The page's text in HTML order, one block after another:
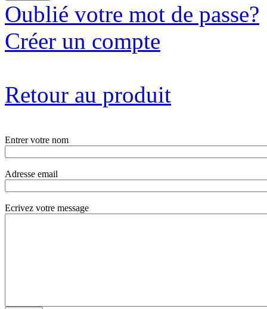
Oublié votre mot de passe?
Créer un compte
Retour au produit
Entrer votre nom
Adresse email
Ecrivez votre message